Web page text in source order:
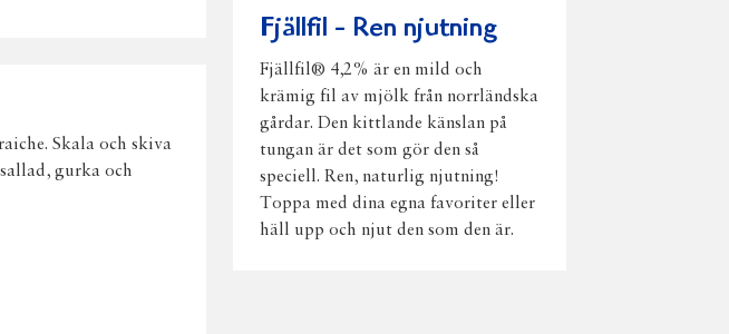
Skala och skiva
gurka och
Fjällfil - Ren njutning
Fjällfil® 4,2% är en mild och
krämig fil av mjölk från norrländska
gårdar. Den kittlande känslan på
tungan är det som gör den så
speciell. Ren, naturlig njutning!
Toppa med dina egna favoriter eller
häll upp och njut den som den är.